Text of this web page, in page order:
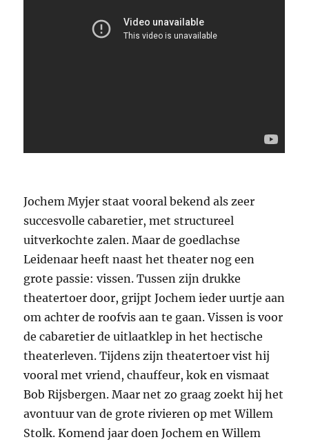
Jochem Myjer staat vooral bekend als zeer
succesvolle cabaretier, met structureel
uitverkochte zalen. Maar de goedlachse
Leidenaar heeft naast het theater nog een
grote passie: vissen. Tussen zijn drukke
theatertoer door, grijpt Jochem ieder uurtje aan
om achter de roofvis aan te gaan. Vissen is voor
de cabaretier de uitlaatklep in het hectische
theaterleven. Tijdens zijn theatertoer vist hij
vooral met vriend, chauffeur, kok en vismaat
Bob Rijsbergen. Maar net zo graag zoekt hij het
avontuur van de grote rivieren op met Willem
Stolk. Komend jaar doen Jochem en Willem